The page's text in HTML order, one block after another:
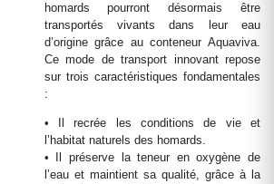
homards pourront désormais être
transportés vivants dans leur eau
d’origine grâce au conteneur Aquaviva.
Ce mode de transport innovant repose
sur trois caractéristiques fondamentales
:
• Il recrée les conditions de vie et
l’habitat naturels des homards.
• Il préserve la teneur en oxygène de
l’eau et maintient sa qualité, grâce à la